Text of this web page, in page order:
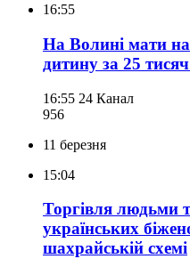
16:55
На Волині мати
дитину за 25
16:55 24 Канал
956
11 березня
15:04
Торгівля людьми
українських
шахрайській схемі